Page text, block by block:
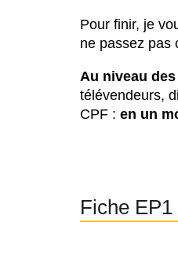
Pour finir, je
ne passez pas
Au niveau
télévendeurs,
CPF : en un
Fiche